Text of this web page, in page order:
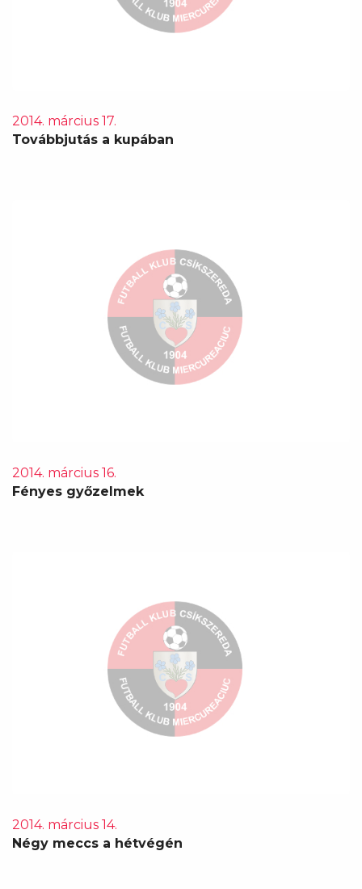
2014. március 17.
Továbbjutás a kupában
2014. március 16.
Fényes győzelmek
2014. március 14.
Négy meccs a hétvégén